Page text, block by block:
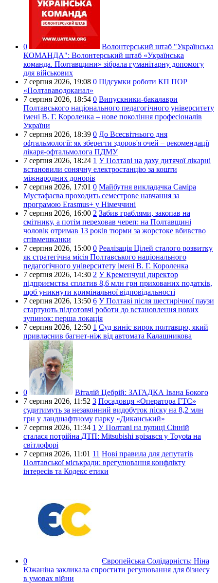
0
Волонтерський штаб "Українська
КОМАНДА": Волонтерський штаб «Українська
команда. Полтавщини» зібрала гуманітарну допомогу
для військових
7 серпня 2026, 19:08 0 Підсумки роботи КП ПОР
«Полтававодоканал»
7 серпня 2026, 18:54 0 Випускники-бакалаври
Полтавського національного педагогічного університету
імені В. Г. Короленка – нове покоління професіоналів
України
7 серпня 2026, 18:39 0 До Всесвітнього дня
офтальмології: як зберегти здоров'я очей – рекомендації
лікаря-офтальмолога ПДМУ
7 серпня 2026, 18:24 1 У Полтаві на даху дитячої лікарні
встановили сонячну електростанцію за кошти
міжнародних донорів
7 серпня 2026, 17:01 0 Майбутня викладачка Саміра
Мустафаєва проходить семестрове навчання за
програмою Erasmus+ у Німеччині
7 серпня 2026, 16:00 2 Забив граблями, закопав на
смітнику, а потім переховав череп: на Полтавщині
чоловік отримав 13 років тюрми за жорстоке вбивство
співмешканки
7 серпня 2026, 15:00 0 Реалізація Цілей сталого розвитку
як стратегічна місія Полтавського національного
педагогічного університету імені В. Г. Короленка
7 серпня 2026, 14:30 2 У Кременчуці директор
підприємства сплатив 8,6 млн грн прихованих податків,
щоб уникнути кримінальної відповідальності
7 серпня 2026, 13:50 6 У Полтаві після шестирічної паузи
стартують підготовчі роботи до встановлення нових
зупинок: перша локація
7 серпня 2026, 12:50 1 Суд виніс вирок полтавцю, який
привласнив багнет-ніж від автомата Калашникова
0 Віталій Цебрій: ЗАГАДКА Івана Бокого
7 серпня 2026, 11:52 3 Посадовця «Оператора ГТС»
судитимуть за незаконний видобуток піску на 8,2 млн
грн у ландшафтному парку «Диканський»
7 серпня 2026, 11:34 1 У Полтаві на вулиці Сінній
сталася потрійна ДТП: Mitsubishi врізався у Toyota на
світлофорі
7 серпня 2026, 11:01 11 Нові правила для депутатів
Полтавської міськради: врегулювання конфлікту
інтересів та Кодекс етики
0 Європейська Солідарність: Ніна
Южаніна закликала спростити регулювання для бізнесу
в умовах війни